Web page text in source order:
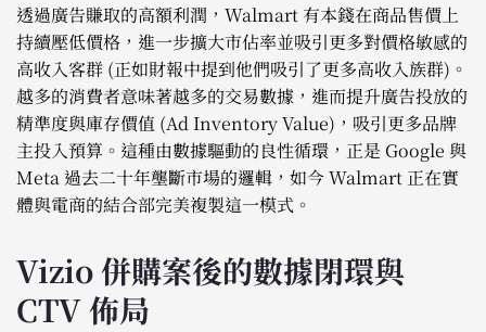
透過廣告賺取的高額利潤，Walmart 有本錢在商品售價上
持續壓低價格，進一步擴大市佔率並吸引更多對價格敏感的
高收入客群 (正如財報中提到他們吸引了更多高收入族群)。
越多的消費者意味著越多的交易數據，進而提升廣告投放的
精準度與庫存價值 (Ad Inventory Value)，吸引更多品牌
主投入預算。這種由數據驅動的良性循環，正是 Google 與
Meta 過去二十年壟斷市場的邏輯，如今 Walmart 正在實
體與電商的結合部完美複製這一模式。
Vizio 併購案後的數據閉環與
CTV 佈局